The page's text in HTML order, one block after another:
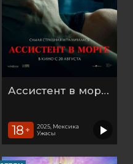
Ассистент в морге
18 +
2025, Мексика
Ужасы